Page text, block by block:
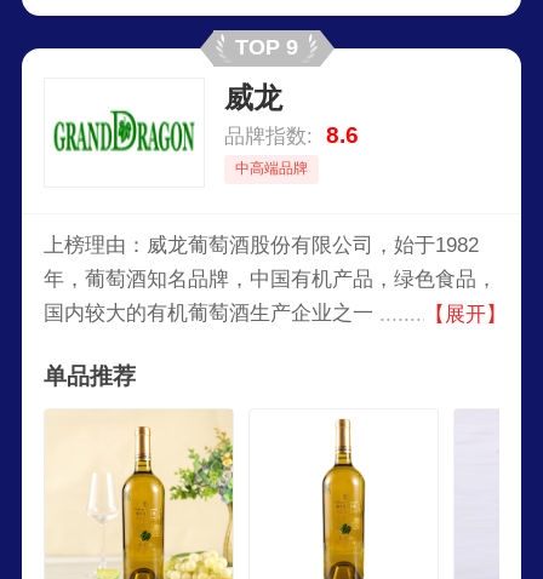
TOP 9
威龙
品牌指数: 8.6
中高端品牌
上榜理由：威龙葡萄酒股份有限公司，始于1982
年，葡萄酒知名品牌，中国有机产品，绿色食品，
国内较大的有机葡萄酒生产企业之一，产销量、利
威龙荣获“国家科技进步奖”，在有机葡萄酒研发领
域，承担“国家科技部星火计划研发项目”，该项目
首批入选国家“十二五”科技计划预备项目库。
【展开】
单品推荐